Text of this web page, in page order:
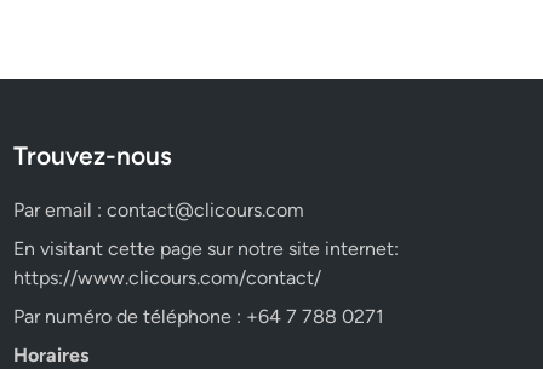
Trouvez-nous
Par email :contact@clicours.com
En visitant cette page sur notre site internet:
https://www.clicours.com/contact/
Par numéro de téléphone : +64 7 788 0271
Horaires